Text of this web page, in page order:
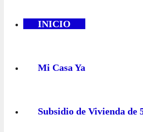
INICIO
Mi Casa Ya
Subsidio de Vivienda de